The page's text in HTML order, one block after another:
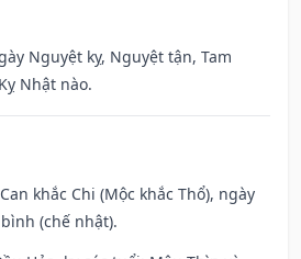
Nguyệt kỵ, Nguyệt tận, Tam
Nhật nào.
khắc Chi (Mộc khắc Thổ), ngày
(chế nhật).